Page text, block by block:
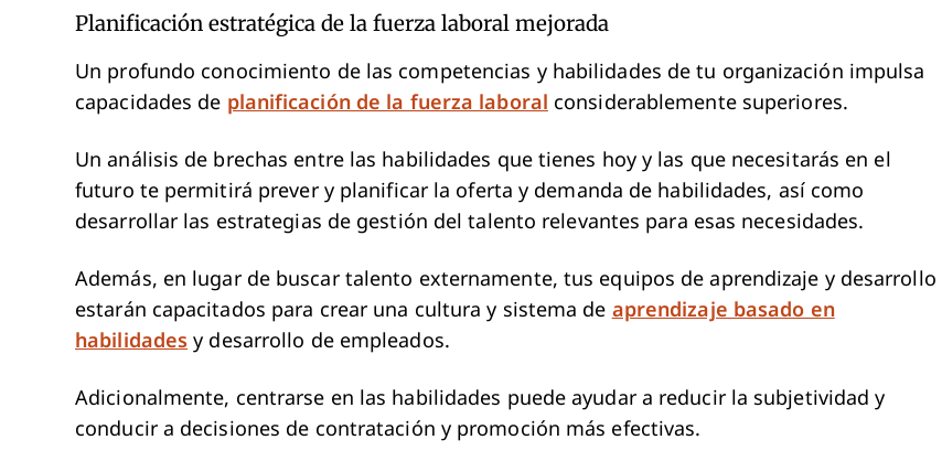
Planificación estratégica de la fuerza laboral mejorada
Un profundo conocimiento de las competencias y habilidades de tu organización impulsa
capacidades de planificación de la fuerza laboral considerablemente superiores.
Un análisis de brechas entre las habilidades que tienes hoy y las que necesitarás en el
futuro te permitirá prever y planificar la oferta y demanda de habilidades, así como
desarrollar las estrategias de gestión del talento relevantes para esas necesidades.
Además, en lugar de buscar talento externamente, tus equipos de aprendizaje y desarrollo
estarán capacitados para crear una cultura y sistema de aprendizaje basado en
habilidades y desarrollo de empleados.
Adicionalmente, centrarse en las habilidades puede ayudar a reducir la subjetividad y
conducir a decisiones de contratación y promoción más efectivas.